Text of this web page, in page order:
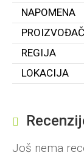
NAPOMENA
PROIZVOĐAČ
REGIJA
LOKACIJA
Još nema